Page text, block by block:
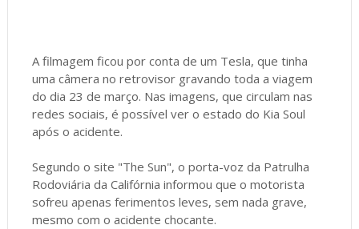
A filmagem ficou por conta de um Tesla, que tinha
uma câmera no retrovisor gravando toda a viagem
do dia 23 de março. Nas imagens, que circulam nas
redes sociais, é possível ver o estado do Kia Soul
após o acidente.
Segundo o site "The Sun", o porta-voz da Patrulha
Rodoviária da Califórnia informou que o motorista
sofreu apenas ferimentos leves, sem nada grave,
mesmo com o acidente chocante.